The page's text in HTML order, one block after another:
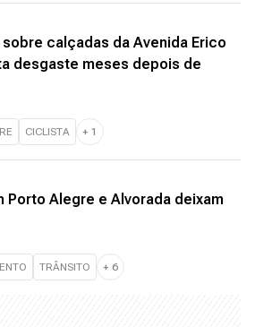
calçadas da Avenida Erico
desgaste meses depois de
CICLISTA + 1
Alegre e Alvorada deixam
TRÂNSITO + 6